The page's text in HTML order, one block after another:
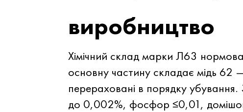
виробництво
Хімічний склад марки Л63
основну частину складає мідь 62
перераховані в порядку
до 0,002%, фосфор ≤0,01,